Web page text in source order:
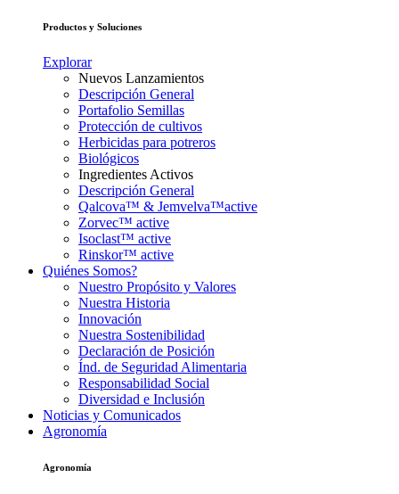
Productos y Soluciones
Explorar
Nuevos Lanzamientos
Descripción General
Portafolio Semillas
Protección de cultivos
Herbicidas para potreros
Biológicos
Ingredientes Activos
Descripción General
Qalcova™ & Jemvelva™active
Zorvec™ active
Isoclast™ active
Rinskor™ active
Quiénes Somos?
Nuestro Propósito y Valores
Nuestra Historia
Innovación
Nuestra Sostenibilidad
Declaración de Posición
Índ. de Seguridad Alimentaria
Responsabilidad Social
Diversidad e Inclusión
Noticias y Comunicados
Agronomía
Agronomía